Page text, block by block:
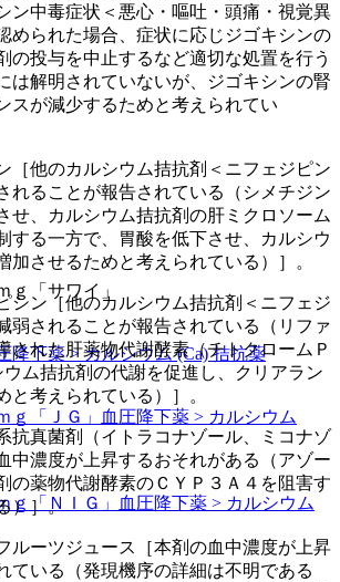
ｇ「サワイ」
降下薬 > カルシウム (Ca) 拮抗薬
ｇ「ＪＧ」
血圧降下薬 > カルシウム
ｇ「ＮＩＧ」
血圧降下薬 > カルシウム
ン中毒症状＜悪心・嘔吐・頭痛・視覚異
められた場合、症状に応じジゴキシンの
の投与を中止するなど適切な処置を行う
は解明されていないが、ジゴキシンの腎
スが減少するためと考えられてい
他のカルシウム拮抗剤＜ニフェジピン
れることが報告されている（シメチジン
せ、カルシウム拮抗剤の肝ミクロソーム
する一方で、胃酸を低下させ、カルシウ
加させるためと考えられている）］。
ン［他のカルシウム拮抗剤＜ニフェジ
弱されることが報告されている（リファ
された肝薬物代謝酵素（チトクロームＰ
ム拮抗剤の代謝を促進し、クリアラン
と考えられている）］。
真菌剤（イトラコナゾール、ミコナゾ
中濃度が上昇するおそれがある（アゾー
の薬物代謝酵素のＣＹＰ３Ａ４を阻害す
）］。
ーツジュース［本剤の血中濃度が上昇
ている（発現機序の詳細は不明である